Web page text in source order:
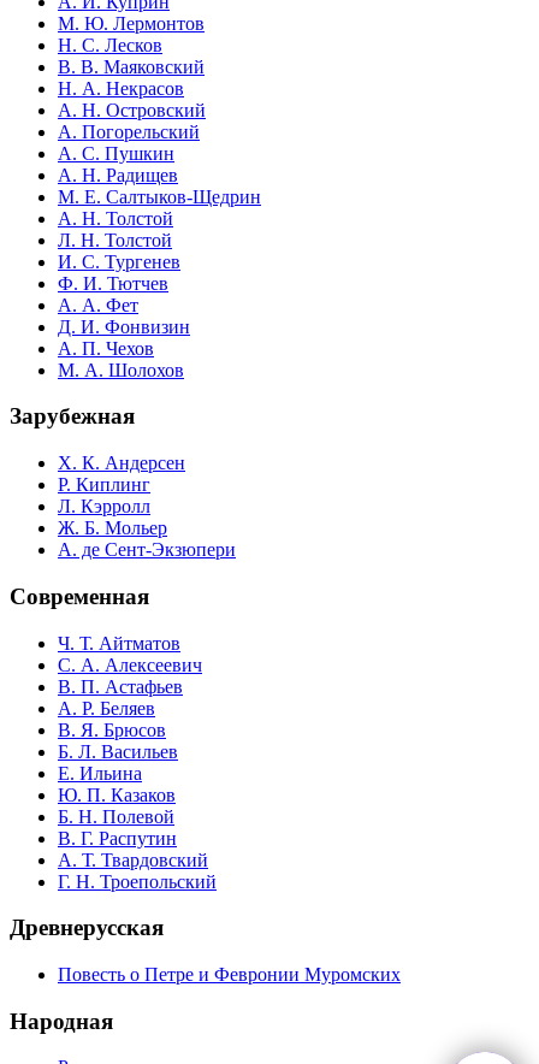
М. Ю. Лермонтов
Н. С. Лесков
В. В. Маяковский
Н. А. Некрасов
А. Н. Островский
А. Погорельский
А. С. Пушкин
А. Н. Радищев
М. Е. Салтыков-Щедрин
А. Н. Толстой
Л. Н. Толстой
И. С. Тургенев
Ф. И. Тютчев
А. А. Фет
Д. И. Фонвизин
А. П. Чехов
М. А. Шолохов
Зарубежная
Х. К. Андерсен
Р. Киплинг
Л. Кэрролл
Ж. Б. Мольер
А. де Сент-Экзюпери
Современная
Ч. Т. Айтматов
С. А. Алексеевич
В. П. Астафьев
А. Р. Беляев
В. Я. Брюсов
Б. Л. Васильев
Е. Ильина
Ю. П. Казаков
Б. Н. Полевой
В. Г. Распутин
А. Т. Твардовский
Г. Н. Троепольский
Древнерусская
Повесть о Петре и Февронии Муромских
Народная